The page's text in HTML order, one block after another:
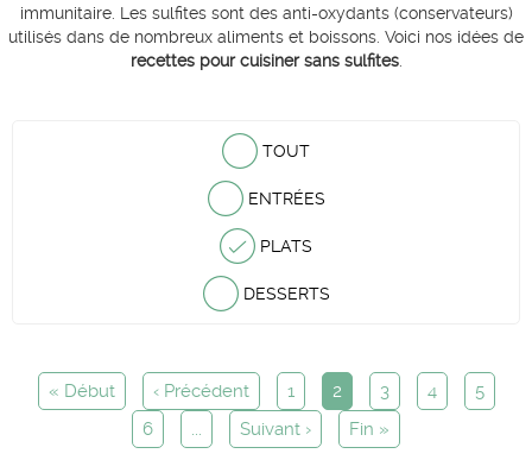
immunitaire. Les sulfites sont des anti-oxydants (conservateurs)
utilisés dans de nombreux aliments et boissons. Voici nos idées de
recettes pour cuisiner sans sulfites.
TOUT
ENTRÉES
PLATS
DESSERTS
« Début ‹ Précédent 1 2 3 4
5
6
... Suivant › Fin »